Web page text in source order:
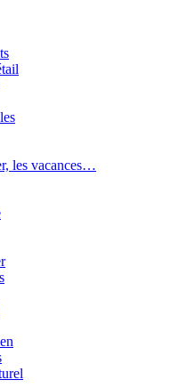
les vacances…